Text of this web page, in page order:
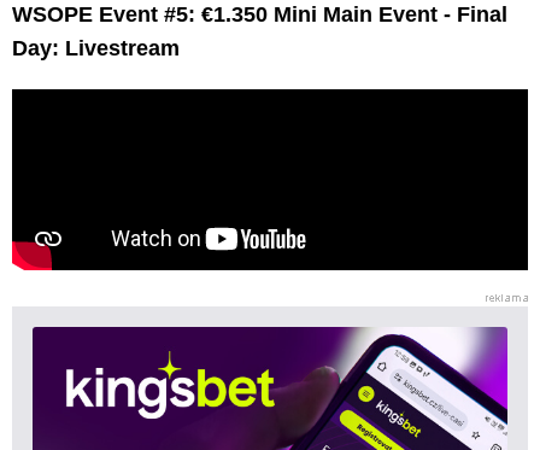
WSOPE Event #5: €1.350 Mini Main Event - Final
Day: Livestream